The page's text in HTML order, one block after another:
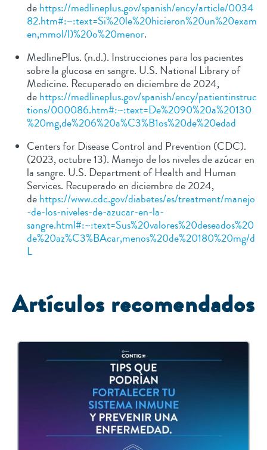
dehttps://medlineplus.gov/spanish/ency/article/0034
82.htm#:~:text=Si%20le%20hicieron%20un%20exam
en,mmol/l)%20o%20menor.
MedlinePlus. (n.d.). Instrucciones para los pacientes
sobre la glucosa en sangre. U.S. National Library of
Medicine. Recuperado en diciembre de 2024,
dehttps://medlineplus.gov/spanish/ency/patientinstruc
tions/000086.htm#:~:text=De%2090%20a%20130
%20mg,de%206%20a%C3%B1os%20de%20edad
Centers for Disease Control and Prevention (CDC).
(2023, octubre 13). Manejo de los niveles de azúcar en
la sangre. U.S. Department of Health and Human
Services. Recuperado en diciembre de 2024,
dehttps://www.cdc.gov/diabetes/es/treatment/manejo
-de-los-niveles-de-azucar-en-la-
sangre.html#:~:text=Sus%20valores%20deseados%20
de%20az%C3%BAcar,menos%20de%20180%20mg/d
L
Artículos recomendados